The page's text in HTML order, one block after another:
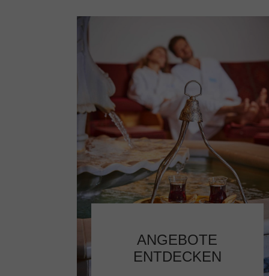
ANGEBOTE
ENTDECKEN